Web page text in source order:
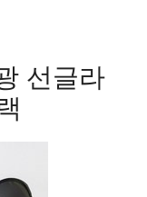
선글라